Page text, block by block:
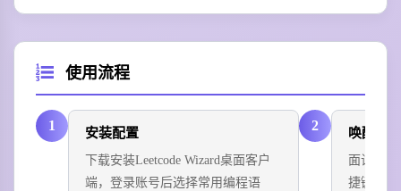
使用流程
1 安装配置
下载安装Leetcode Wizard桌面客户
端，登录账号后选择常用编程语
2 唤醒识
面试中
捷键唤